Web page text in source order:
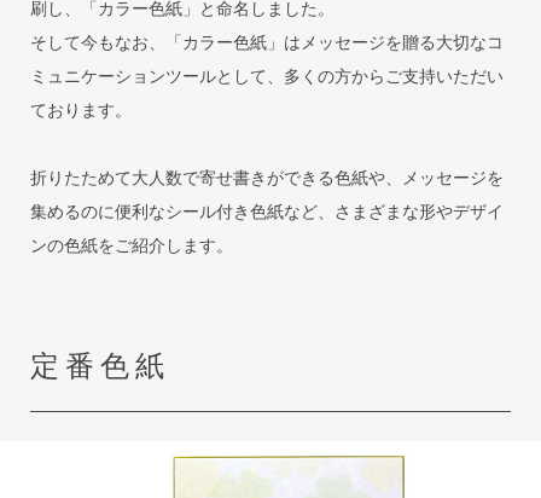
刷し、「カラー色紙」と命名しました。
そして今もなお、「カラー色紙」はメッセージを贈る大切なコ
ミュニケーションツールとして、多くの方からご支持いただい
ております。
折りたためて大人数で寄せ書きができる色紙や、メッセージを
集めるのに便利なシール付き色紙など、さまざまな形やデザイ
ンの色紙をご紹介します。
定番色紙